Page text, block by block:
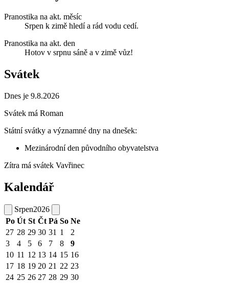
Pranostika na akt. měsíc
Srpen k zimě hledí a rád vodu cedí.
Pranostika na akt. den
Hotov v srpnu sáně a v zimě vůz!
Svátek
Dnes je 9.8.2026
Svátek má Roman
Státní svátky a významné dny na dnešek:
Mezinárodní den původního obyvatelstva
Zítra má svátek Vavřinec
Kalendář
Srpen2026
Po Út St Čt Pá So Ne
27 28 29 30 31 1
2
3
4 5 6 7 8
9
10 11 12 13 14 15 16
17 18 19 20 21 22 23
24 25 26 27 28 29 30